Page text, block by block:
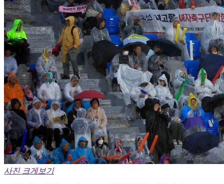
사진 크게보기